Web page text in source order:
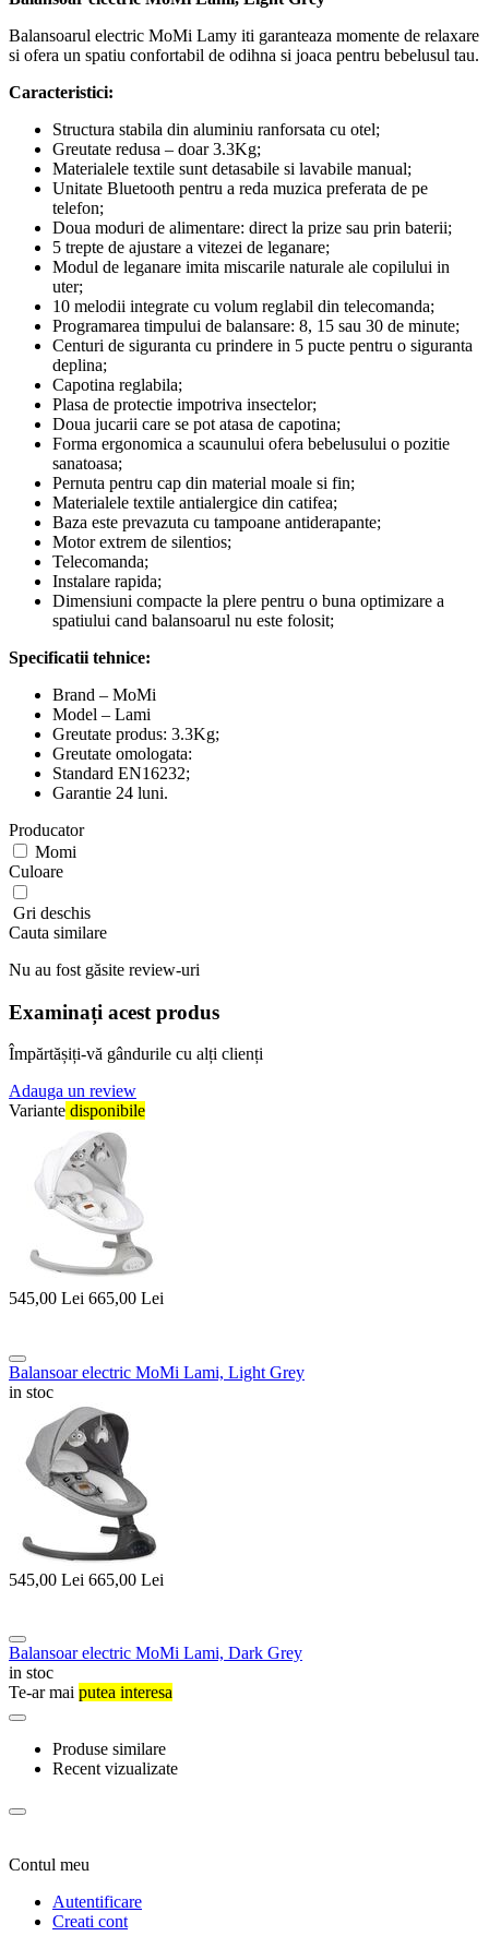
Balansoarul electric MoMi Lamy iti garanteaza momente de relaxare
si ofera un spatiu confortabil de odihna si joaca pentru bebelusul tau.
Caracteristici:
Structura stabila din aluminiu ranforsata cu otel;
Greutate redusa – doar 3.3Kg;
Materialele textile sunt detasabile si lavabile manual;
Unitate Bluetooth pentru a reda muzica preferata de pe
telefon;
Doua moduri de alimentare: direct la prize sau prin baterii;
5 trepte de ajustare a vitezei de leganare;
Modul de leganare imita miscarile naturale ale copilului in
uter;
10 melodii integrate cu volum reglabil din telecomanda;
Programarea timpului de balansare: 8, 15 sau 30 de minute;
Centuri de siguranta cu prindere in 5 pucte pentru o siguranta
deplina;
Capotina reglabila;
Plasa de protectie impotriva insectelor;
Doua jucarii care se pot atasa de capotina;
Forma ergonomica a scaunului ofera bebelusului o pozitie
sanatoasa;
Pernuta pentru cap din material moale si fin;
Materialele textile antialergice din catifea;
Baza este prevazuta cu tampoane antiderapante;
Motor extrem de silentios;
Telecomanda;
Instalare rapida;
Dimensiuni compacte la plere pentru o buna optimizare a
spatiului cand balansoarul nu este folosit;
Specificatii tehnice:
Brand – MoMi
Model – Lami
Greutate produs: 3.3Kg;
Greutate omologata:
Standard EN16232;
Garantie 24 luni.
Producator
Momi
Culoare
Gri deschis
Cauta similare
Nu au fost găsite review-uri
Examinați acest produs
Împărtășiți-vă gândurile cu alți clienți
Adauga un review
Variante disponibile
545,00 Lei 665,00 Lei
Balansoar electric MoMi Lami, Light Grey
in stoc
545,00 Lei 665,00 Lei
Balansoar electric MoMi Lami, Dark Grey
in stoc
Te-ar mai putea interesa
Produse similare
Recent vizualizate
Contul meu
Autentificare
Creati cont